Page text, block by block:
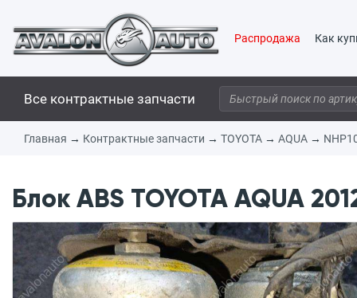
Распродажа Как
Все контрактные запчасти
Главная → Контрактные запчасти → TOYOTA → AQUA →
Блок ABS TOYOTA AQUA